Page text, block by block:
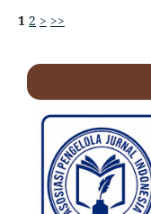
1 2 > >>